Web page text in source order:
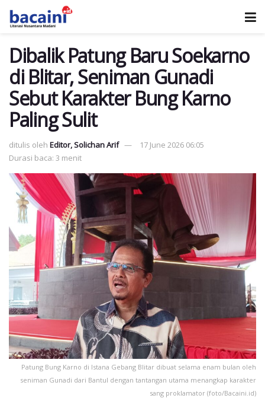
Dibalik Patung Baru Soekarno
di Blitar, Seniman Gunadi
Sebut Karakter Bung Karno
Paling Sulit
ditulis oleh Editor, Solichan Arif
17 June 2026 06:05
Durasi baca: 3 menit
Patung Bung Karno di Istana Gebang Blitar dibuat selama enam bulan oleh
seniman Gunadi dari Bantul dengan tantangan utama menangkap karakter
sang proklamator (foto/Bacaini.id)